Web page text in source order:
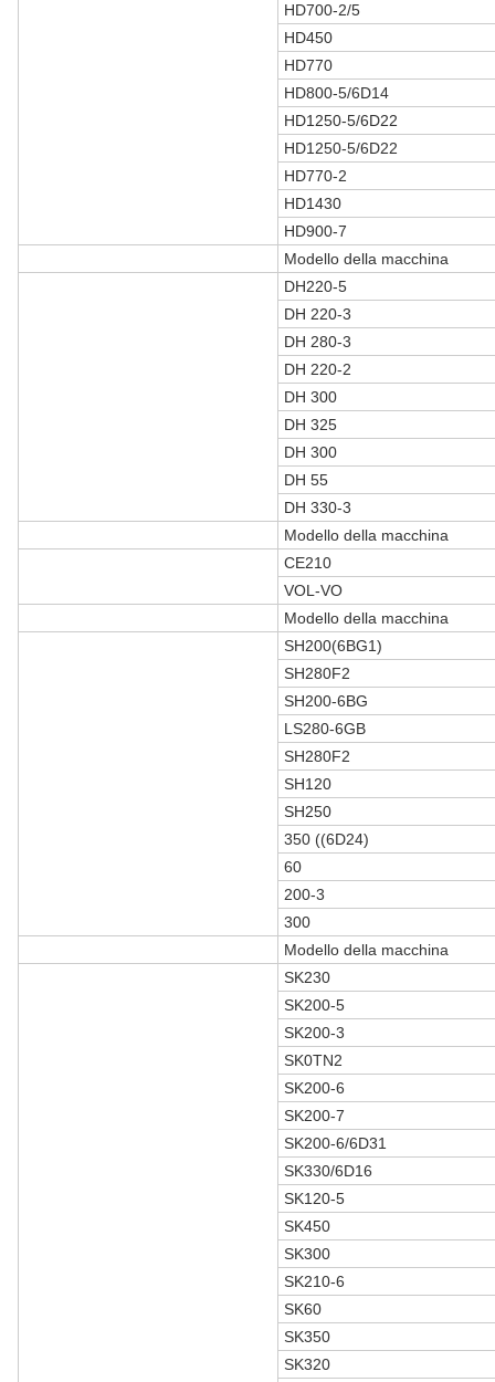
HD700-2/5
HD450
HD770
HD800-5/6D14
HD1250-5/6D22
HD1250-5/6D22
HD770-2
HD1430
HD900-7
Modello della macchina
DH220-5
DH 220-3
DH 280-3
DH 220-2
DH 300
DH 325
DH 300
DH 55
DH 330-3
Modello della macchina
CE210
VOL-VO
Modello della macchina
SH200(6BG1)
SH280F2
SH200-6BG
LS280-6GB
SH280F2
SH120
SH250
350 ((6D24)
60
200-3
300
Modello della macchina
SK230
SK200-5
SK200-3
SK0TN2
SK200-6
SK200-7
SK200-6/6D31
SK330/6D16
SK120-5
SK450
SK300
SK210-6
SK60
SK350
SK320